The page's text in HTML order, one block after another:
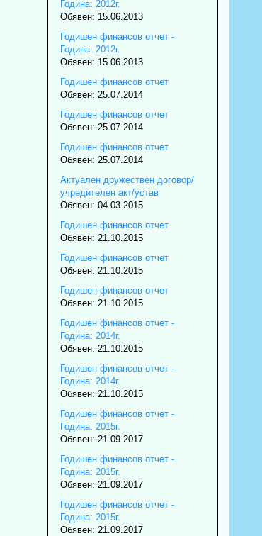
Година: 2012г.
Обявен: 15.06.2013
Годишен финансов отчет -
Година: 2012г.
Обявен: 15.06.2013
Годишен финансов отчет
Обявен: 25.07.2014
Годишен финансов отчет
Обявен: 25.07.2014
Годишен финансов отчет
Обявен: 25.07.2014
Актуален дружествен договор/
учредителен акт/устав
Обявен: 04.03.2015
Годишен финансов отчет
Обявен: 21.10.2015
Годишен финансов отчет
Обявен: 21.10.2015
Годишен финансов отчет
Обявен: 21.10.2015
Годишен финансов отчет -
Година: 2014г.
Обявен: 21.10.2015
Годишен финансов отчет -
Година: 2014г.
Обявен: 21.10.2015
Годишен финансов отчет -
Година: 2015г.
Обявен: 21.09.2017
Годишен финансов отчет -
Година: 2015г.
Обявен: 21.09.2017
Годишен финансов отчет -
Година: 2015г.
Обявен: 21.09.2017